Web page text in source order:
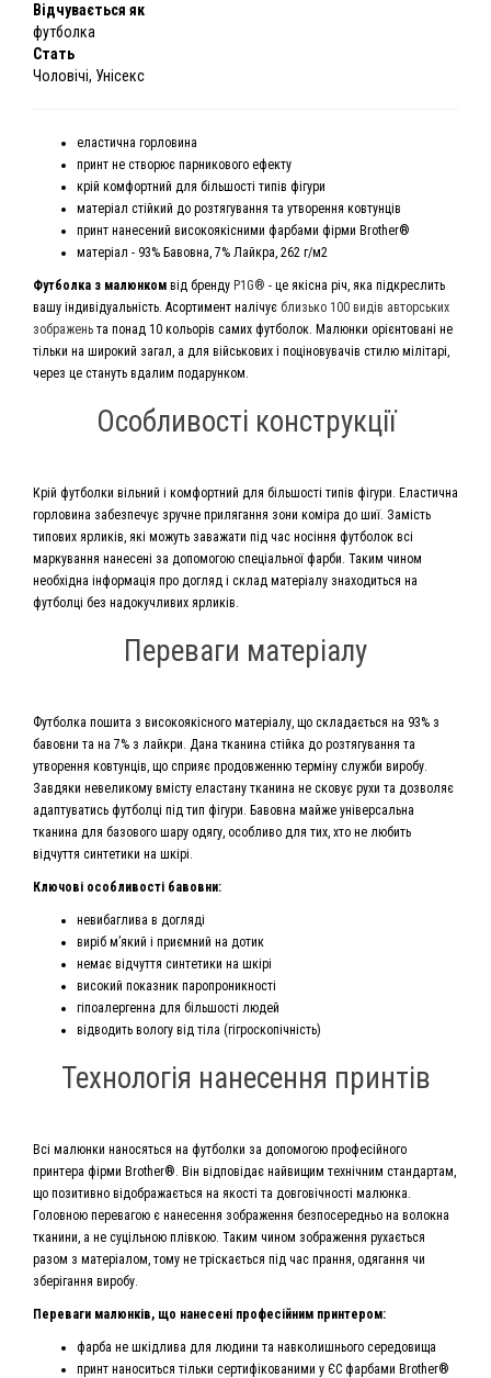
Відчувається як
футболка
Стать
Чоловічі, Унісекс
еластична горловина
принт не створює парникового ефекту
крій комфортний для більшості типів фігури
матеріал стійкий до розтягування та утворення ковтунців
принт нанесений високоякісними фарбами фірми Brother®
матеріал - 93% Бавовна, 7% Лайкра, 262 г/м2
Футболка з малюнком від бренду P1G® - це якісна річ, яка підкреслить
вашу індивідуальність. Асортимент налічує близько 100 видів авторських
зображень та понад 10 кольорів самих футболок. Малюнки орієнтовані не
тільки на широкий загал, а для військових і поціновувачів стилю мілітарі,
через це стануть вдалим подарунком.
Особливості конструкції
Крій футболки вільний і комфортний для більшості типів фігури. Еластична
горловина забезпечує зручне прилягання зони коміра до шиї. Замість
типових ярликів, які можуть заважати під час носіння футболок всі
маркування нанесені за допомогою спеціальної фарби. Таким чином
необхідна інформація про догляд і склад матеріалу знаходиться на
футболці без надокучливих ярликів.
Переваги матеріалу
Футболка пошита з високоякісного матеріалу, що складається на 93% з
бавовни та на 7% з лайкри. Дана тканина стійка до розтягування та
утворення ковтунців, що сприяє продовженню терміну служби виробу.
Завдяки невеликому вмісту еластану тканина не сковує рухи та дозволяє
адаптуватись футболці під тип фігури. Бавовна майже універсальна
тканина для базового шару одягу, особливо для тих, хто не любить
відчуття синтетики на шкірі.
Ключові особливості бавовни:
невибаглива в догляді
виріб м’який і приємний на дотик
немає відчуття синтетики на шкірі
високий показник паропроникності
гіпоалергенна для більшості людей
відводить вологу від тіла (гігроскопічність)
Технологія нанесення принтів
Всі малюнки наносяться на футболки за допомогою професійного
принтера фірми Brother®. Він відповідає найвищим технічним стандартам,
що позитивно відображається на якості та довговічності малюнка.
Головною перевагою є нанесення зображення безпосередньо на волокна
тканини, а не суцільною плівкою. Таким чином зображення рухається
разом з матеріалом, тому не тріскається під час прання, одягання чи
зберігання виробу.
Переваги малюнків, що нанесені професійним принтером:
фарба не шкідлива для людини та навколишнього середовища
принт наноситься тільки сертифікованими у ЄС фарбами Brother®